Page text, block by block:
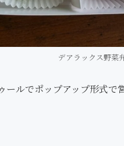
デアラックス野菜
ルでポップアップ形式で